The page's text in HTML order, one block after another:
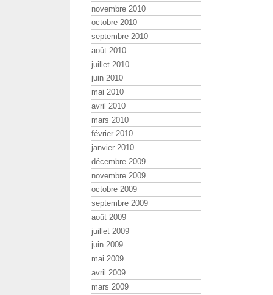
novembre 2010
octobre 2010
septembre 2010
août 2010
juillet 2010
juin 2010
mai 2010
avril 2010
mars 2010
février 2010
janvier 2010
décembre 2009
novembre 2009
octobre 2009
septembre 2009
août 2009
juillet 2009
juin 2009
mai 2009
avril 2009
mars 2009